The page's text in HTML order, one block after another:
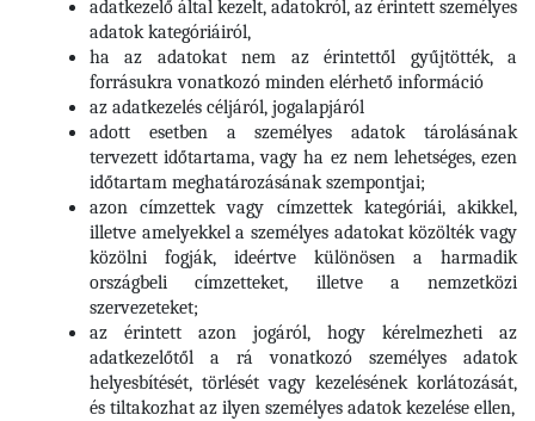
adatkezelő által kezelt, adatokról, az érintett személyes
adatok kategóriáiról,
ha az adatokat nem az érintettől gyűjtötték, a
forrásukra vonatkozó minden elérhető információ
az adatkezelés céljáról, jogalapjáról
adott esetben a személyes adatok tárolásának
tervezett időtartama, vagy ha ez nem lehetséges, ezen
időtartam meghatározásának szempontjai;
azon címzettek vagy címzettek kategóriái, akikkel,
illetve amelyekkel a személyes adatokat közölték vagy
közölni fogják, ideértve különösen a harmadik
országbeli címzetteket, illetve a nemzetközi
szervezeteket;
az érintett azon jogáról, hogy kérelmezheti az
adatkezelőtől a rá vonatkozó személyes adatok
helyesbítését, törlését vagy kezelésének korlátozását,
és tiltakozhat az ilyen személyes adatok kezelése ellen,